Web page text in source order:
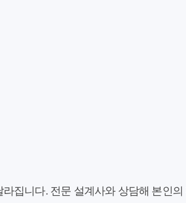
집니다. 전문 설계사와 상담해 본인